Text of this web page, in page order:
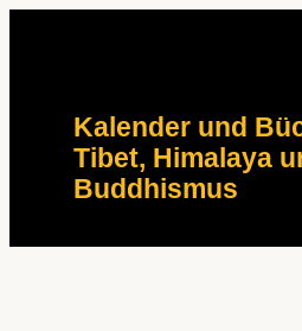
Kalender und
Tibet, Himalaya
Buddhismus